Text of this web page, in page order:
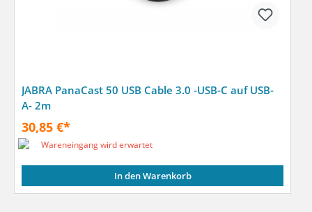
JABRA PanaCast 50 USB Cable 3.0 -USB-C auf USB-
A- 2m
30,85 €*
Wareneingang wird erwartet
In den Warenkorb